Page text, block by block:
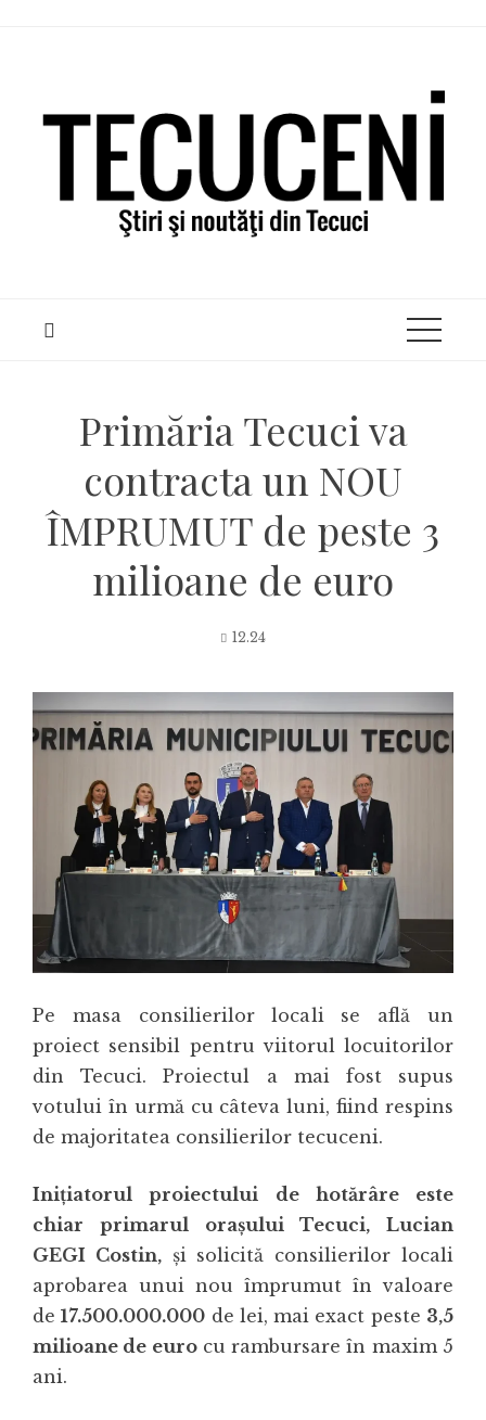
Primăria Tecuci va
contracta un NOU
ÎMPRUMUT de peste 3
milioane de euro
12.24
Pe masa consilierilor locali se află un
proiect sensibil pentru viitorul locuitorilor
din Tecuci. Proiectul a mai fost supus
votului în urmă cu câteva luni, fiind respins
de majoritatea consilierilor tecuceni.
Inițiatorul proiectului de hotărâre este
chiar primarul orașului Tecuci, Lucian
GEGI Costin,și solicită consilierilor locali
aprobarea unui nou împrumut în valoare
de17.500.000.000 de lei, mai exact peste 3,5
milioane de eurocu rambursare în maxim 5
ani.